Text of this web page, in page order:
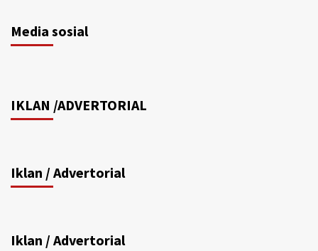
Media sosial
IKLAN /ADVERTORIAL
Iklan / Advertorial
Iklan / Advertorial